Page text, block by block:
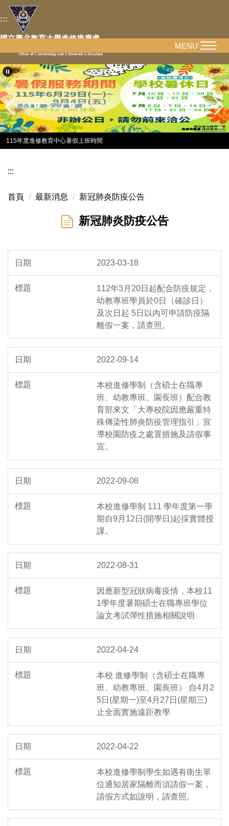
跳
到
主
容
區
:::
國立臺北教育大學進修推廣處
Office of Continuing and Extension Education
115年度進修教育中心暑假上班時間
MENU
:::
首頁 最新消息 新冠肺炎防疫公告
新冠肺炎防疫公告
2023-03-18
112年3月20日起配合防疫規定，
幼教專班學員於0日（確診日）
及次日起 5日以內可申請防疫隔
離假一案，請查照。
2022-09-14
本校進修學制（含碩士在職專
班、幼教專班、園長班）配合教
育部來文「大專校院因應嚴重特
殊傳染性肺炎防疫管理指引」宣
導校園防疫之處置措施及請假事
宜。
2022-09-08
本校進修學制 111 學年度第一學
期自9月12日(開學日)起採實體授
課。
2022-08-31
因應新型冠狀病毒疫情，本校11
1學年度暑期碩士在職專班學位
論文考試彈性措施相關說明
2022-04-24
本校 進修學制（含碩士在職專
班、幼教專班、園長班） 自4月2
5日(星期一)至4月27日(星期三)
止全面實施遠距教學
2022-04-22
本校進修學制學生如遇有衛生單
位通知居家隔離而須請假一案，
請假方式如說明，請查照。